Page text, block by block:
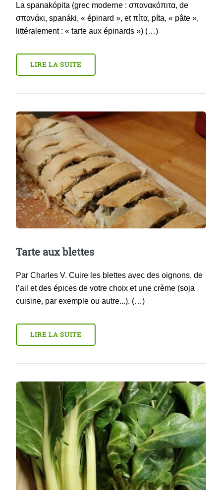
La spanakópita (grec moderne : σπανακόπιτα, de
σπανάκι, spanáki, « épinard », et πίτα, píta, « pâte »,
littéralement : « tarte aux épinards ») (…)
LIRE LA SUITE
Tarte aux blettes
Par Charles V. Cuire les blettes avec des oignons, de
l’ail et des épices de votre choix et une crème (soja
cuisine, par exemple ou autre...). (…)
LIRE LA SUITE